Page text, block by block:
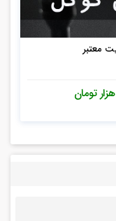
هزار تومان